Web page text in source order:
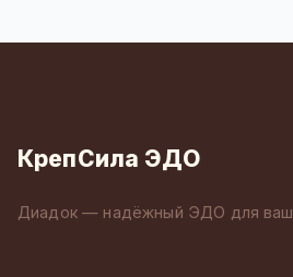
КрепСила ЭДО
Диадок — надёжный ЭДО для